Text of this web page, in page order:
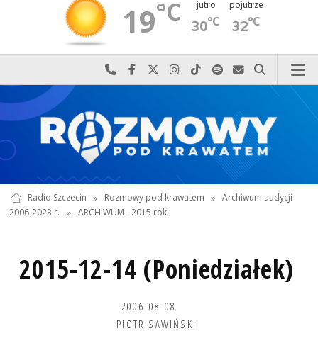
19°C jutro
30°C
pojutrze
32°C
Najlepiej po prostu do nas zadzwoń
Odwiedź nas na Facebook-u
Odwiedź nas na X
Odwiedź nas na Instagram-ie
Odwiedź nas na TikTok-u
Szukaj nas na Spotify
Wyślij do nas
Szukaj
Radio Szczecin » Rozmowy pod krawatem » Archiwum audycji
2006-2023 r.
» ARCHIWUM - 2015 rok
2015-12-14 (Poniedziałek)
2006-08-08
PIOTR SAWIŃSKI